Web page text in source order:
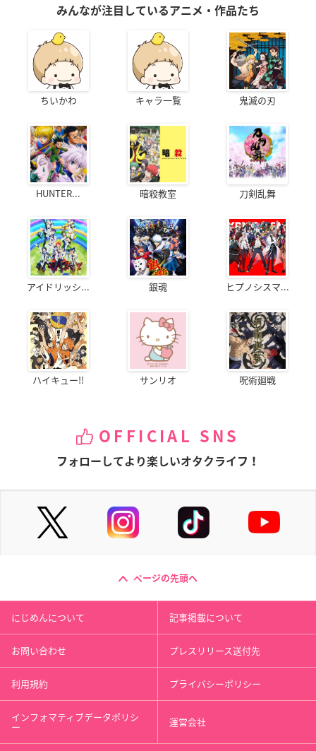
みんなが注目しているアニメ・作品たち
ちいかわ キャラ一覧 鬼滅の刃
HUNTER... 暗殺教室 刀剣乱舞
アイドリッシ... 銀魂 ヒプノシスマ...
ハイキュー!! サンリオ 呪術廻戦
OFFICIAL SNS
フォローしてより楽しいオタクライフ！
ページの先頭へ
にじめんについて 記事掲載について
お問い合わせ プレスリリース送付先
利用規約 プライバシーポリシー
インフォマティブデータポリシ
ー 運営会社